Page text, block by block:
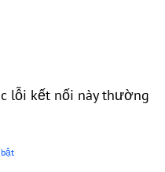
lỗi kết nối này thường